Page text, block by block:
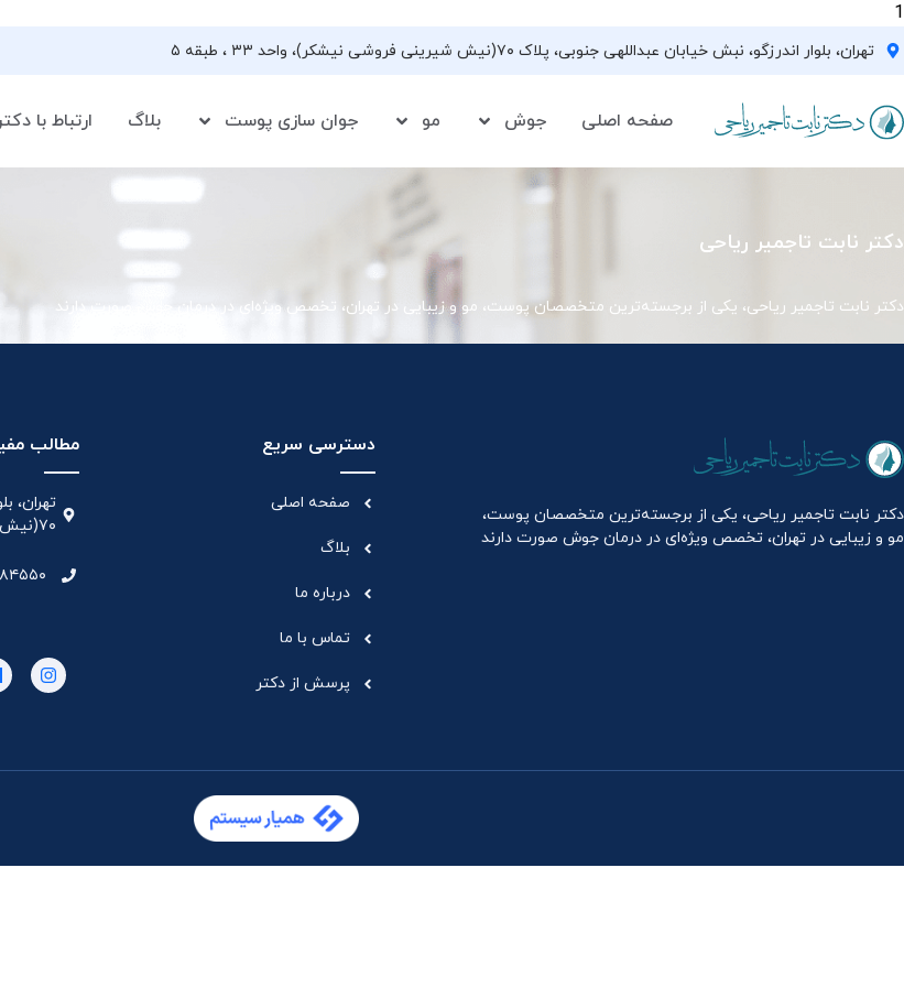
1
تهران، بلوار اندرزگو، نبش خیابان عبداللهی جنوبی، پلاک ۷۰(نیش شیرینی فروشی نیشکر)، واحد ۳۳ ، طبقه ۵
صفحه اصلی جوش مو جوان سازی پوست بلاگ ارتباط با دکتر
دکتر نابت تاجمیر ریاحی
دکتر نابت تاجمیر ریاحی، یکی از برجسته‌ترین متخصصان پوست، مو و زیبایی در تهران، تخصص ویژه‌ای در درمان جوش صورت دارند
دکتر نابت تاجمیر ریاحی، یکی از برجسته‌ترین متخصصان پوست،
مو و زیبایی در تهران، تخصص ویژه‌ای در درمان جوش صورت دارند
دسترسی سریع
صفحه اصلی
بلاگ
درباره ما
تماس با ما
پرسش از دکتر
مطالب
تهران،
۷۰(نیش شیرینی فروشی نیشکر)، واحد ۳۳ ، طبقه ۵